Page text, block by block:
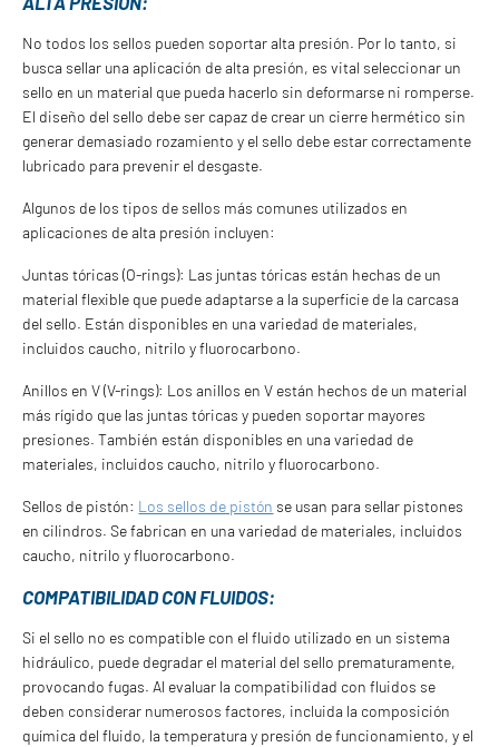
No todos los sellos pueden soportar alta presión. Por lo tanto, si
busca sellar una aplicación de alta presión, es vital seleccionar un
sello en un material que pueda hacerlo sin deformarse ni romperse.
El diseño del sello debe ser capaz de crear un cierre hermético sin
generar demasiado rozamiento y el sello debe estar correctamente
lubricado para prevenir el desgaste.
Algunos de los tipos de sellos más comunes utilizados en
aplicaciones de alta presión incluyen:
Juntas tóricas (O-rings): Las juntas tóricas están hechas de un
material flexible que puede adaptarse a la superficie de la carcasa
del sello. Están disponibles en una variedad de materiales,
incluidos caucho, nitrilo y fluorocarbono.
Anillos en V (V-rings): Los anillos en V están hechos de un material
más rígido que las juntas tóricas y pueden soportar mayores
presiones. También están disponibles en una variedad de
materiales, incluidos caucho, nitrilo y fluorocarbono.
Sellos de pistón: Los sellos de pistón se usan para sellar pistones
en cilindros. Se fabrican en una variedad de materiales, incluidos
caucho, nitrilo y fluorocarbono.
COMPATIBILIDAD CON FLUIDOS:
Si el sello no es compatible con el fluido utilizado en un sistema
hidráulico, puede degradar el material del sello prematuramente,
provocando fugas. Al evaluar la compatibilidad con fluidos se
deben considerar numerosos factores, incluida la composición
química del fluido, la temperatura y presión de funcionamiento, y el